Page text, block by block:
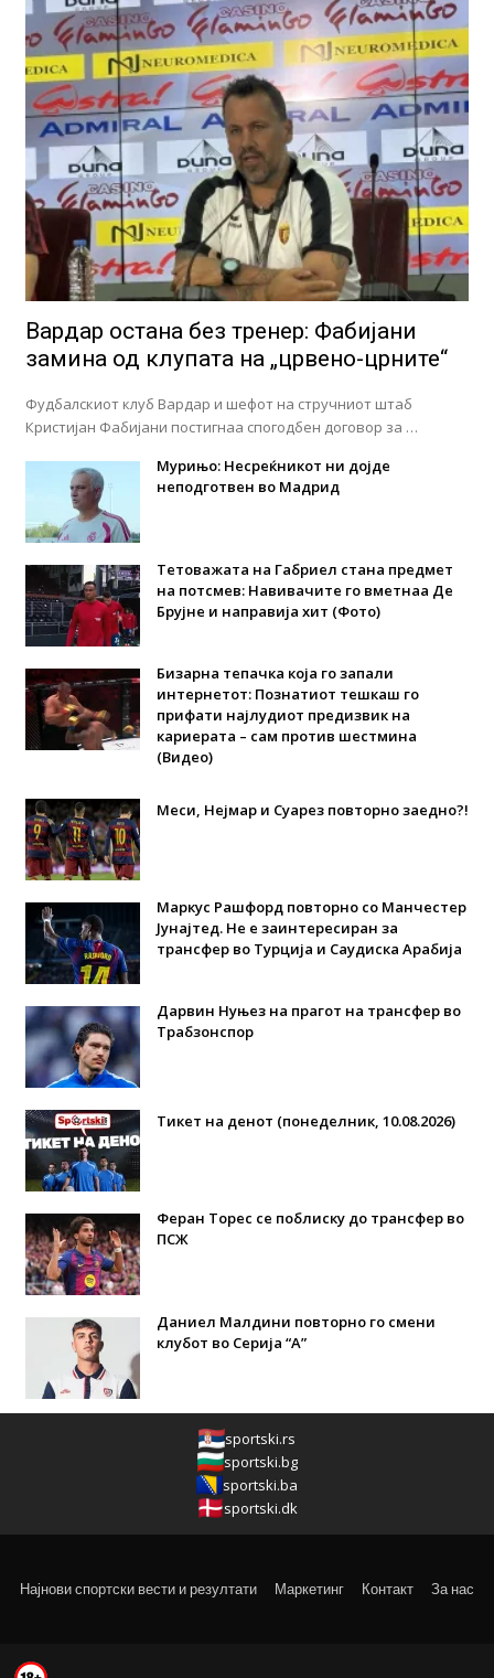
Вардар остана без тренер: Фабијани
замина од клупата на „црвено-црните“
Фудбалскиот клуб Вардар и шефот на стручниот штаб
Кристијан Фабијани постигнаа спогодбен договор за …
Мурињо: Несреќникот ни дојде
неподготвен во Мадрид
Тетоважата на Габриел стана предмет
на потсмев: Навивачите го вметнаа Де
Брујне и направија хит (Фото)
Бизарна тепачка која го запали
интернетот: Познатиот тешкаш го
прифати најлудиот предизвик на
кариерата – сам против шестмина
(Видео)
Меси, Нејмар и Суарез повторно заедно?!
Маркус Рашфорд повторно со Манчестер
Јунајтед. Не е заинтересиран за
трансфер во Турција и Саудиска Арабија
Дарвин Нуњез на прагот на трансфер во
Трабзонспор
Тикет на денот (понеделник, 10.08.2026)
Феран Торес се поблиску до трансфер во
ПСЖ
Даниел Малдини повторно го смени
клубот во Серија “А”
sportski.rs
sportski.bg
sportski.ba
sportski.dk
Најнови спортски вести и резултати Маркетинг Контакт За нас